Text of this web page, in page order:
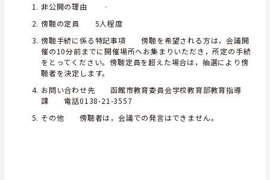
非公開の理由 ‐
傍聴の定員 5人程度
傍聴手続に係る特記事項 傍聴を希望される方は，会議開
催の10分前までに開催場所へお集まりいただき，所定の手続
をとってください。傍聴定員を超えた場合は，抽選により傍
聴者を決定します。
お問い合わせ先 函館市教育委員会学校教育部教育指導
課 電話0138-21-3557
その他 傍聴者は，会議での発言はできません。